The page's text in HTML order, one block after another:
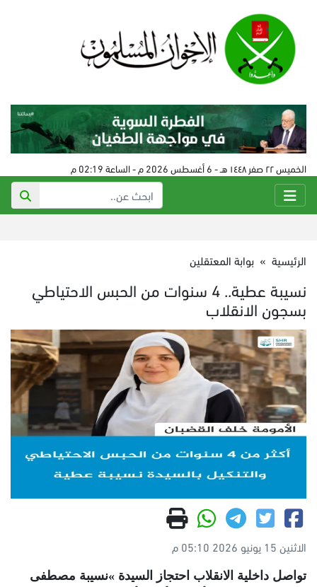
الخميس ٢٢ صفر ١٤٤٨ هـ - 6 أغسطس 2026 م - الساعة 02:19 م
الرئيسية » بوابة المعتقلين
نسيبة عطية.. 4 سنوات من الحبس الاحتياطي
بسجون الانقلاب
الاثنين 15 يونيو 2026 05:10 م
تواصل داخلية الانقلاب احتجاز السيدة «نسيبة مصطفى